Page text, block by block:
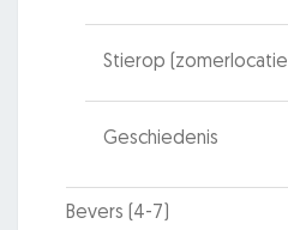
Stierop (zomerlocatie)
Geschiedenis
Bevers (4-7)